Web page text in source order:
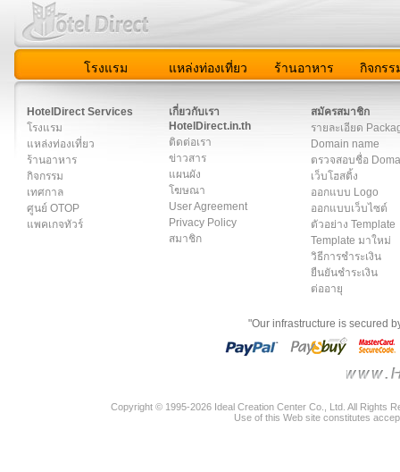
โรงแรม แหล่งท่องเที่ยว ร้านอาหาร กิจกรร
HotelDirect Services
โรงแรม
แหล่งท่องเที่ยว
ร้านอาหาร
กิจกรรม
เทศกาล
ศูนย์ OTOP
แพคเกจทัวร์
เกี่ยวกับเรา
HotelDirect.in.th
ติดต่อเรา
ข่าวสาร
แผนผัง
โฆษณา
User Agreement
Privacy Policy
สมาชิก
สมัครสมาชิก
รายละเอียด
Domain name
ตรวจสอบชื่อ
เว็บโฮสติ้ง
ออกแบบ Logo
ออกแบบเว็บไซต์
ตัวอย่าง Template
Template มาใหม่
วิธีการชำระเงิน
ยืนยันชำระเงิน
ต่ออายุ
"Our infrastructure is secured
Copyright © 1995-2026 Ideal Creation Center Co., Ltd. All Rights
Use of this Web site constitutes